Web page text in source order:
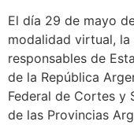
El día 29 de mayo
modalidad virtual,
responsables de
de la República
Federal de Cortes y
de las Provincias